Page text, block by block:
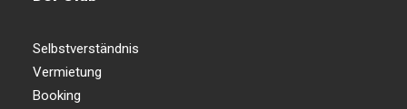
Selbstverständnis
Vermietung
Booking